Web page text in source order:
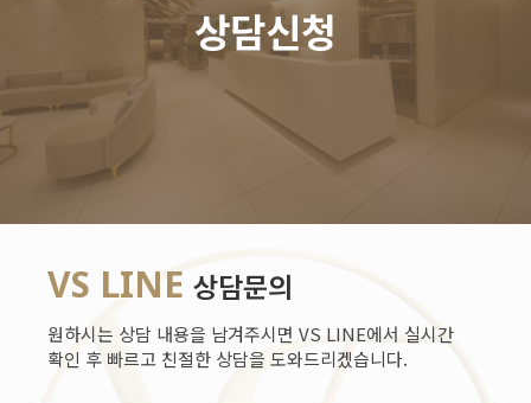
상담신청
VS LINE 상담문의
원하시는 상담 내용을 남겨주시면 VS LINE에서 실시간
확인 후 빠르고 친절한 상담을 도와드리겠습니다.